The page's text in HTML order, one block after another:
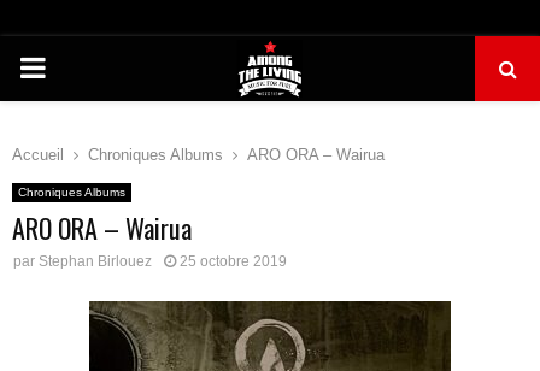
PRIMARY
Accueil Chroniques Albums ARO ORA – Wairua
Chroniques Albums
ARO ORA – Wairua
par Stephan Birlouez 25 octobre 2019